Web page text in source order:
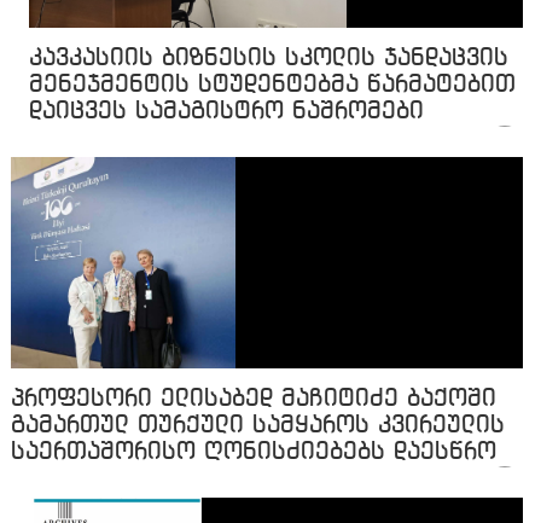
კავკასიის ბიზნესის სკოლის ჯანდაცვის
მენეჯმენტის სტუდენტებმა წარმატებით
დაიცვეს სამაგისტრო ნაშრომები
პროფესორი ელისაბედ მაჩიტიძე ბაქოში
გამართულ თურქული სამყაროს კვირეულის
საერთაშორისო ღონისძიებებს დაესწრო